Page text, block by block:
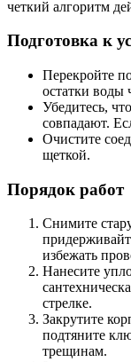
четкий алгоритм
Подготовка к
Перекройте
остатки воды
Убедитесь,
совпадают.
Очистите
щеткой.
Порядок работ
Снимите
избежать
Нанесите
стрелке.
Закрутите
подтяните
трещинам.